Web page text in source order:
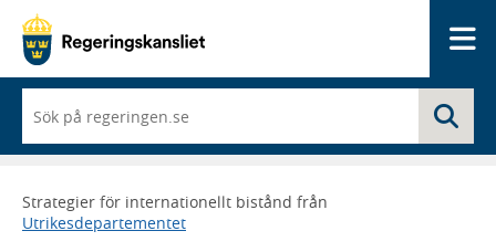
du
börjar
skriva
framträder
en
Strategier för internationellt bistånd från
Utrikesdepartementet